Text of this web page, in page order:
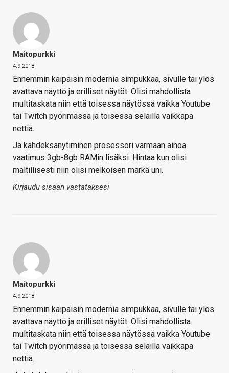
Maitopurkki
4.9.2018
Ennemmin kaipaisin modernia simpukkaa, sivulle tai ylös
avattava näyttö ja erilliset näytöt. Olisi mahdollista
multitaskata niin että toisessa näytössä vaikka Youtube
tai Twitch pyörimässä ja toisessa selailla vaikkapa
nettiä.
Ja kahdeksanytiminen prosessori varmaan ainoa
vaatimus 3gb-8gb RAMin lisäksi. Hintaa kun olisi
maltillisesti niin olisi melkoisen märkä uni.
Kirjaudu sisään vastataksesi
Maitopurkki
4.9.2018
Ennemmin kaipaisin modernia simpukkaa, sivulle tai ylös
avattava näyttö ja erilliset näytöt. Olisi mahdollista
multitaskata niin että toisessa näytössä vaikka Youtube
tai Twitch pyörimässä ja toisessa selailla vaikkapa
nettiä.